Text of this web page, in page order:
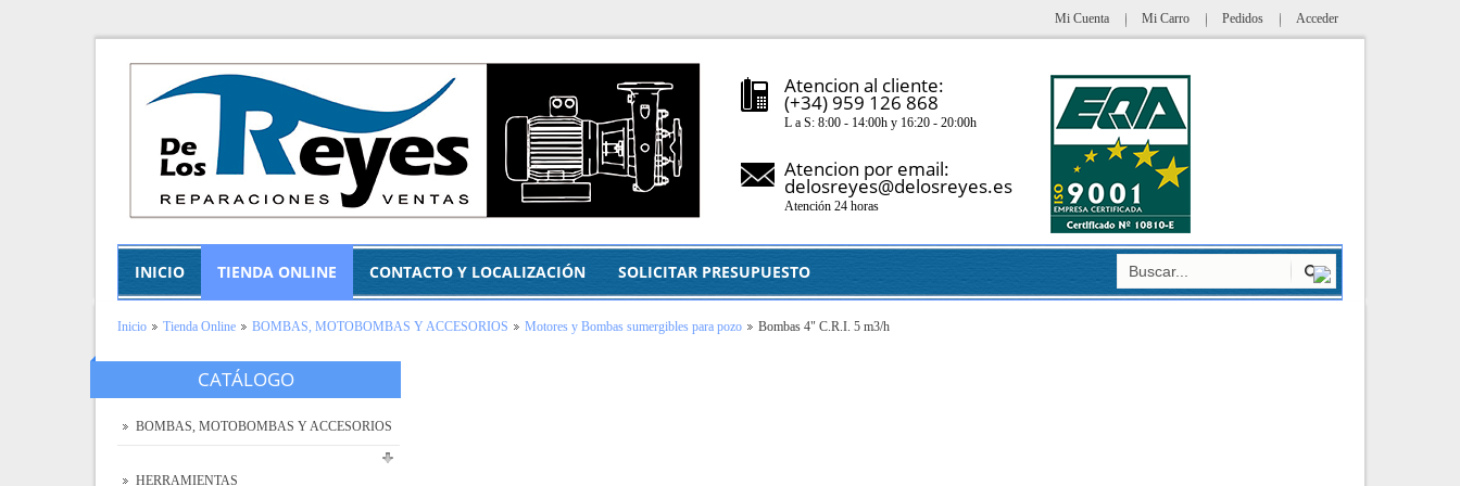
Mi Cuenta Mi Carro Pedidos Acceder
Atencion al cliente:
(+34) 959 126 868
L a S: 8:00 - 14:00h y 16:20 - 20:00h
Atencion por email:
delosreyes@delosreyes.es
Atención 24 horas
INICIO TIENDA ONLINE CONTACTO Y LOCALIZACIÓN SOLICITAR PRESUPUESTO
Inicio Tienda Online BOMBAS, MOTOBOMBAS Y ACCESORIOS Motores y Bombas sumergibles para pozo Bombas 4" C.R.I. 5 m3/h
CATÁLOGO
BOMBAS, MOTOBOMBAS Y ACCESORIOS
HERRAMIENTAS